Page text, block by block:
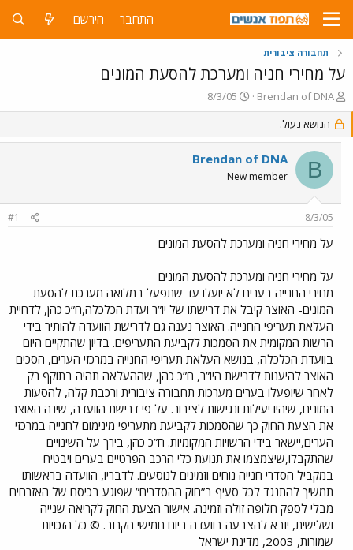
התחבר הירשם
תחבורה ציבורית
על מחירי חניה ומערכת להסעת המונים
פ
ו
ת
ח
נ
Brendan of DNA
פ
ו
ס
ב
ת
ך
8/3/05
הנושא נעול.
B
Brendan of DNA
New member
8/3/05
#1
על מחירי חניה ומערכת להסעת המונים
על מחירי חניה ומערכת להסעת המונים
מחירי החנייה בערים לא יועלו עד שתפעל במלואה מערכת להסעת
המונים- האוצר קיבל את דרישתו של יו”ר ועדת הכלכלה,ח”כ כהן, לדחיית
העלאת תעריפי החנייה. האוצר נענה גם לדרישת הוועדה להותיר בידי
הרשות המקומית את הסמכות לקביעת התעריפים. בדיון שהתקיים היום
בוועדת הכלכלה, בנושא העלאת תעריפי החנייה במרכזי הערים, הסכים
האוצר להיענות לדרישת היו”ר, ח”כ כהן, שההעלאה תהיה בתוקף רק
לאחר שיופעלו בערים מערכות תחבורה ציבורית ורכבת קלה, להסעות
המונים, שיהיו יעילות ונגישות לציבור. על פי דרישת הוועדה, שינה האוצר
את הצעת החוק כך שהסמכות לקביעת מתעריפי מינימום לחנייה במרכזי
הערים,יישאר בידי הרשויות המקומיות. ח”כ כהן, בירך על השינויים
שהתקבלו,שיצמצמו את תנועת כלי הרכב הפרטיים בערים ויבטיח
במקביל הסדרי חנייה נוחים וזמינים לנוסעים. לדבריו, הוועדה בראשותו
תמשיך להתנגד לכל סעיף ב”חוק ההסדרים” שפוגע בכיסם של האזרחים
מבלי לספק חלופה זולה וזמינה. אישור הצעת החוק לקריאה שנייה
ושלישית, יובא להצבעה בוועדה ביום חמישי הקרוב. © כל הזכויות
שמורות, 2003, מדינת ישראל